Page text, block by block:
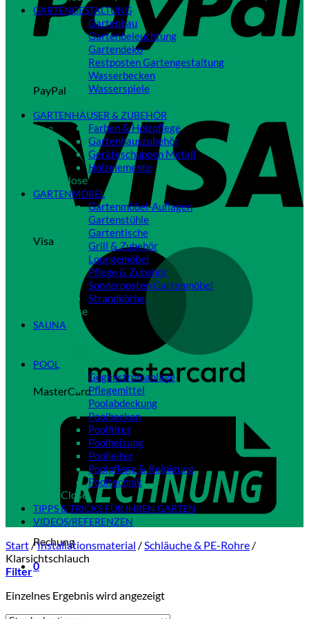
PayPal
Visa
MasterCard
Rechung
0
GARTENGESTALTUNG
Gartenbau
Gartenbeleuchtung
Gartendeko
Restposten Gartengestaltung
Wasserbecken
Wasserspiele
GARTENHÄUSER & ZUBEHÖR
Farben & Holzpflege
Gartenhauszubehör
Geräteschuppen Metall
Holzelemente
Close
GARTENMÖBEL
Gartenmöbel-Auflagen
Gartenstühle
Gartentische
Grill & Zubehör
Loungemöbel
Pflege & Zubehör
Sonderposten Gartenmöbel
Strandkörbe
Close
SAUNA
POOL
Gegenstromanlage
Pflegemittel
Poolabdeckung
Poolbecken
Poolfilter
Poolheizung
Poolleiter
Poolpflege & Reinigung
Pooltechnik
Close
TIPPS & TRICKS FÜR IHREN GARTEN
VIDEOS/REFERENZEN
Start /Installationsmaterial /Schläuche & PE-Rohre /
Klarsichtschlauch
Filter
Einzelnes Ergebnis wird angezeigt